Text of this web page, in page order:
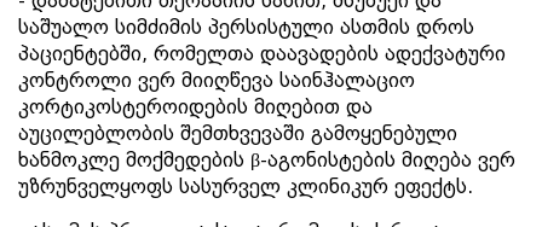
საშუალო სიმძიმის პერსისტული ასთმის დროს
პაციენტებში, რომელთა დაავადების ადექვატური
კონტროლი ვერ მიიღწევა საინჰალაციო
კორტიკოსტეროიდების მიღებით და
აუცილებლობის შემთხვევაში გამოყენებული
ხანმოკლე მოქმედების β-აგონისტების მიღება ვერ
უზრუნველყოფს სასურველ კლინიკურ ეფექტს.